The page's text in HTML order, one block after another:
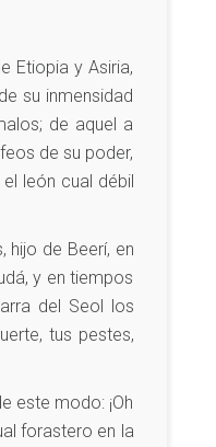
Etiopia y Asiria,
su inmensidad
de aquel a
de su poder,
león cual débil
hijo de Beerí, en
y en tiempos
del Seol los
tus pestes,
este modo: ¡Oh
forastero en la